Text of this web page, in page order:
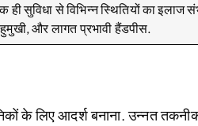
ही सुविधा से विभिन्न स्थितियों का इलाज
और लागत प्रभावी हैंडपीस.
के लिए आदर्श बनाना. उन्नत